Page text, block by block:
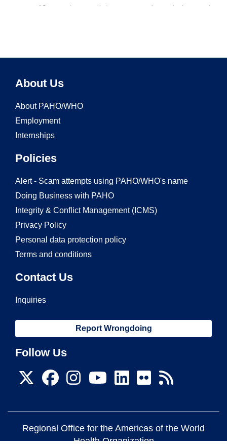
About Us
About PAHO/WHO
Employment
Internships
Policies
Alert - Scam attempts using PAHO/WHO's name
Doing Business with PAHO
Integrity & Conflict Management (ICMS)
Privacy Policy
Personal data protection policy
Terms and conditions
Contact Us
Inquiries
Report Wrongdoing
Follow Us
Regional Office for the Americas of the World
Health Organization